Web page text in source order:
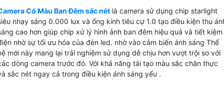
quan sát môi trường xung quanh với hình ảnh màu sắc
nhiên và rõ ràng như trong ban ngày. Nâng cao sự an
và giám sát của bạn với Camera Có Màu Ban Đêm
bạn bảo vệ tài sản và người thân một cách hiệu quả.
Có Màu Ban Đêm sắc nét là camera sử dụng chip starlight
nhạy sáng 0.000 lux và ống kính tiêu cự 1.0 tạo điều kiện thu
cao hơn giúp chip xử lý hình ảnh ban đêm hiệu quả và tiết kiệm
nhờ sự tối ưu hóa của đèn led. nhờ vào cảm biến ánh sáng Thế
mới này mang lại trải nghiệm sử dụng dễ chịu hơn vượt trội so với
dòng camera trước đó. Với khả năng tái tạo màu sắc chân thực
sắc nét ngay cả trong điều kiện ánh sáng yếu .